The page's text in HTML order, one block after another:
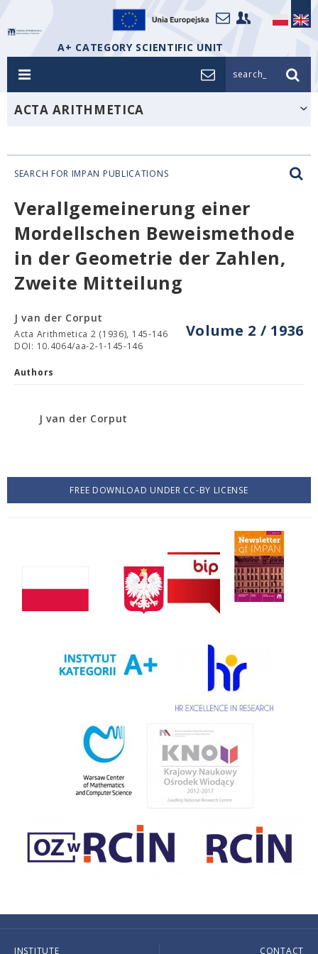
A+ CATEGORY SCIENTIFIC UNIT
search_
ACTA ARITHMETICA
SEARCH FOR IMPAN PUBLICATIONS
Verallgemeinerung einer
Mordellschen Beweismethode
in der Geometrie der Zahlen,
Zweite Mitteilung
Volume 2 / 1936
J van der Corput
Acta Arithmetica 2 (1936), 145-146
DOI: 10.4064/aa-2-1-145-146
Authors
J van der Corput
FREE DOWNLOAD UNDER CC-BY LICENSE
INSTITUTE CONTACT